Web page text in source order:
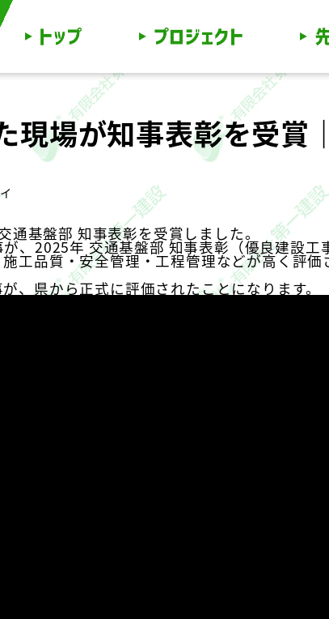
現場が知事表彰を受賞
基盤部 知事表彰を受賞しました。
が、2025年 交通基盤部 知事表彰（優良建設工
工品質・安全管理・工程管理などが高く評価
、県から正式に評価されたことになります。